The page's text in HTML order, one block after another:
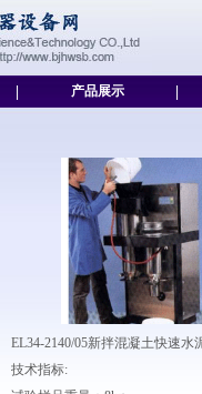
产品展示
EL34-2140/05新拌混凝土快速
技术指标: